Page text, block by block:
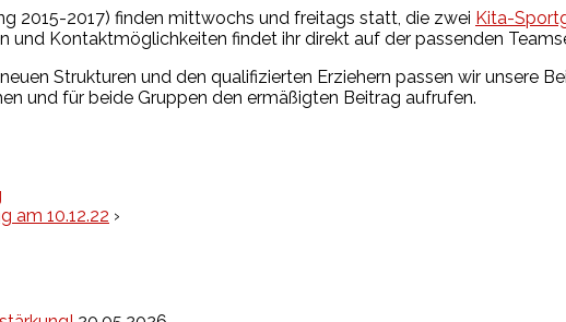
2015-2017) finden mittwochs und freitags statt, die zwei Kita-
und Kontaktmöglichkeiten findet ihr direkt auf der passenden
Strukturen und den qualifizierten Erziehern passen wir unsere
und für beide Gruppen den ermäßigten Beitrag aufrufen.
am 10.12.22 ›